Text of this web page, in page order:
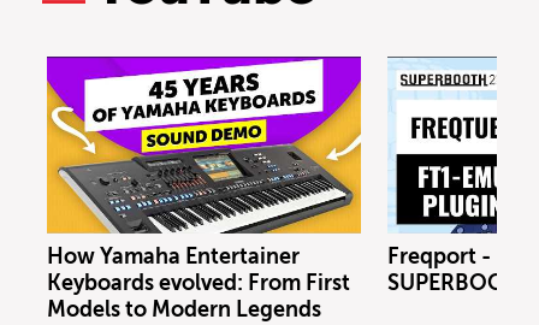
How Yamaha Entertainer
Keyboards evolved: From First
Models to Modern Legends
Freqport -